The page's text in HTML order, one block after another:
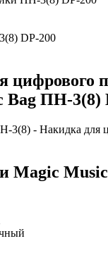
DP-200
цифрового
Bag ПН-3(8)
3(8) - Накидка для
Magic